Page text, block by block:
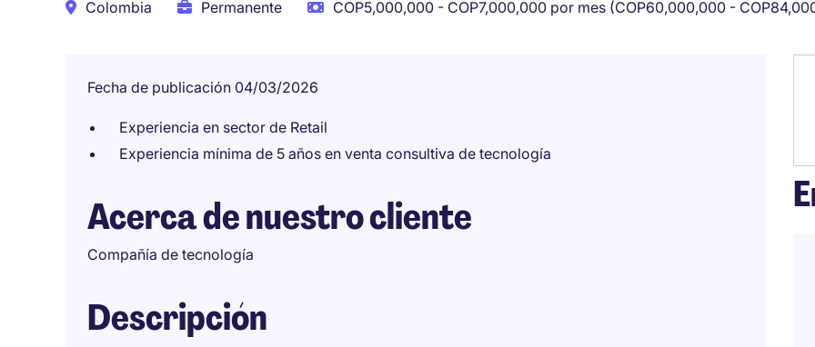
Colombia Permanente COP5,000,000 - COP7,000,000 por mes (COP60,000,000 -
Fecha de publicación 04/03/2026
Experiencia en sector de Retail
Experiencia mínima de 5 años en venta consultiva de tecnología
Acerca de nuestro cliente
Compañía de tecnología
Descripción